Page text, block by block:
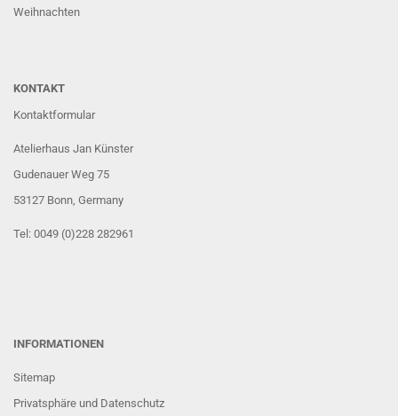
Weihnachten
KONTAKT
Kontaktformular
Atelierhaus Jan Künster
Gudenauer Weg 75
53127 Bonn, Germany
Tel: 0049 (0)228 282961
INFORMATIONEN
Sitemap
Privatsphäre und Datenschutz